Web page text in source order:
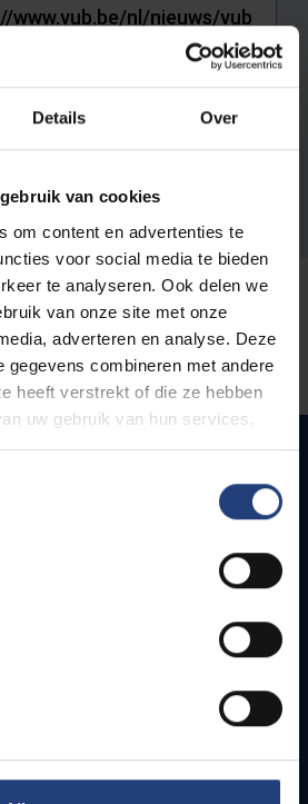
Details Over
van cookies
om content en advertenties te
voor social media te bieden
te analyseren. Ook delen we
van onze site met onze
adverteren en analyse. Deze
gegevens combineren met andere
heeft verstrekt of die ze hebben
uw gebruik van hun services.
the page where you encountered the error.
VUB campuses